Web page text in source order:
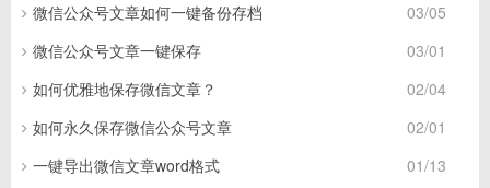
03/05
微信公众号文章如何一键备份存档
03/01
微信公众号文章一键保存
02/04
如何优雅地保存微信文章？
02/01
如何永久保存微信公众号文章
01/13
一键导出微信文章word格式